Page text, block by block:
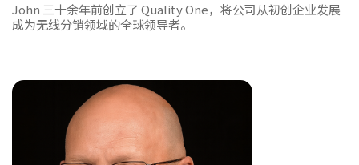
John 三十余年前创立了 Quality One，将公司从初创企业发展
成为无线分销领域的全球领导者。